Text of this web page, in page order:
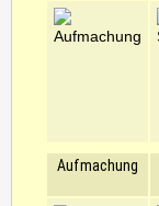
Aufmachung